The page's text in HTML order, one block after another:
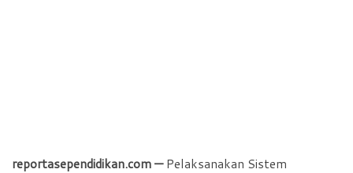
reportasependidikan.com —Pelaksanakan Sistem